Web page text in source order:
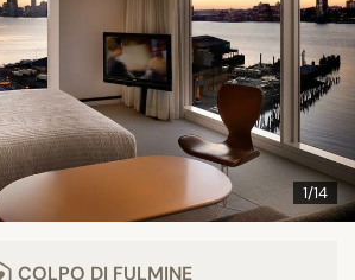
1/14
COLPO DI FULMINE